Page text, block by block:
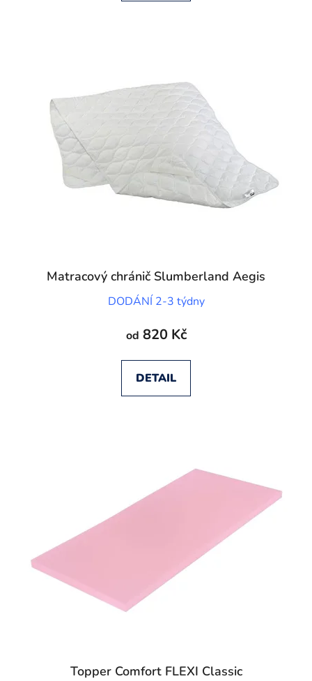
Matracový chránič Slumberland Aegis
DODÁNÍ 2-3 týdny
od 820 Kč
DETAIL
Topper Comfort FLEXI Classic